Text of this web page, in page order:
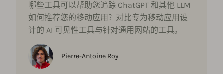
哪些工具可以帮助您追踪 ChatGPT 和其他 LLM
如何推荐您的移动应用？对比专为移动应用设
计的 AI 可见性工具与针对通用网站的工具。
Pierre-Antoine Roy